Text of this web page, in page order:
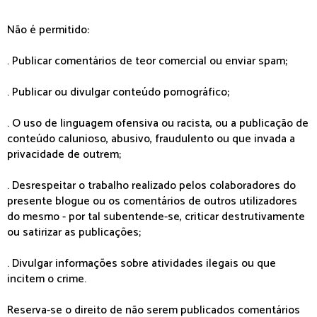
Não é permitido:
. Publicar comentários de teor comercial ou enviar spam;
. Publicar ou divulgar conteúdo pornográfico;
. O uso de linguagem ofensiva ou racista, ou a publicação de
conteúdo calunioso, abusivo, fraudulento ou que invada a
privacidade de outrem;
. Desrespeitar o trabalho realizado pelos colaboradores do
presente blogue ou os comentários de outros utilizadores
do mesmo - por tal subentende-se, criticar destrutivamente
ou satirizar as publicações;
. Divulgar informações sobre atividades ilegais ou que
incitem o crime.
Reserva-se o direito de não serem publicados comentários